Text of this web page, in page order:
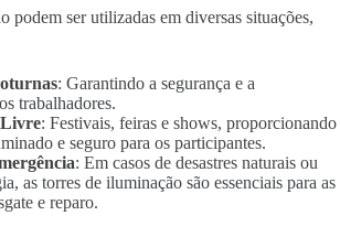
podem ser utilizadas em diversas situações,
: Garantindo a segurança e a
trabalhadores.
: Festivais, feiras e shows, proporcionando
e seguro para os participantes.
: Em casos de desastres naturais ou
as torres de iluminação são essenciais para as
e reparo.